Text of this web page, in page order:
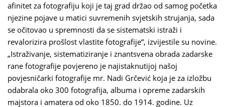
afinitet za fotografiju koji je taj grad držao od samog početka
njezine pojave u matici suvremenih svjetskih strujanja, sada
se očitovao u spremnosti da se sistematski istraži i
revalorizira prošlost vlastite fotografije“, izvijestile su novine.
„Istraživanje, sistematiziranje i znantsvena obrada zadarske
rane fotografije povjereno je najistaknutijoj našoj
povjesničarki fotografije mr. Nadi Grčević koja je za izložbu
odabrala oko 300 fotografija, albuma i opreme zadarskih
majstora i amatera od oko 1850. do 1914. godine. Uz